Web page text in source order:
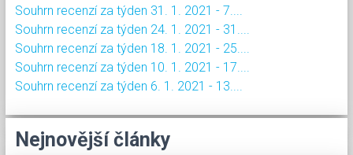
Souhrn recenzí za týden 31. 1. 2021 - 7....
Souhrn recenzí za týden 24. 1. 2021 - 31....
Souhrn recenzí za týden 18. 1. 2021 - 25....
Souhrn recenzí za týden 10. 1. 2021 - 17....
Souhrn recenzí za týden 6. 1. 2021 - 13....
Nejnovější články